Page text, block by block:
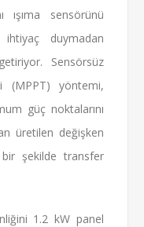
sensörünü
duymadan
Sensörsüz
(MPPT) yöntemi,
güç noktalarını
üretilen değişken
şekilde transfer
1.2 kW panel